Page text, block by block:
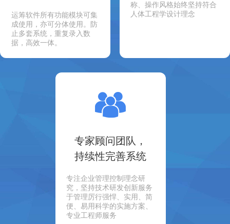
运筹软件所有功能模块可集
成使用，亦可分体使用。防
止多套系统，重复录入数
据，高效一体。
称、操作风格始终坚持符合
人体工程学设计理念
专家顾问团队，
持续性完善系统
专注企业管理控制理念研
究，坚持技术研发创新服务
于管理厉行强悍、实用、简
便、易用科学的实施方案、
专业工程师服务